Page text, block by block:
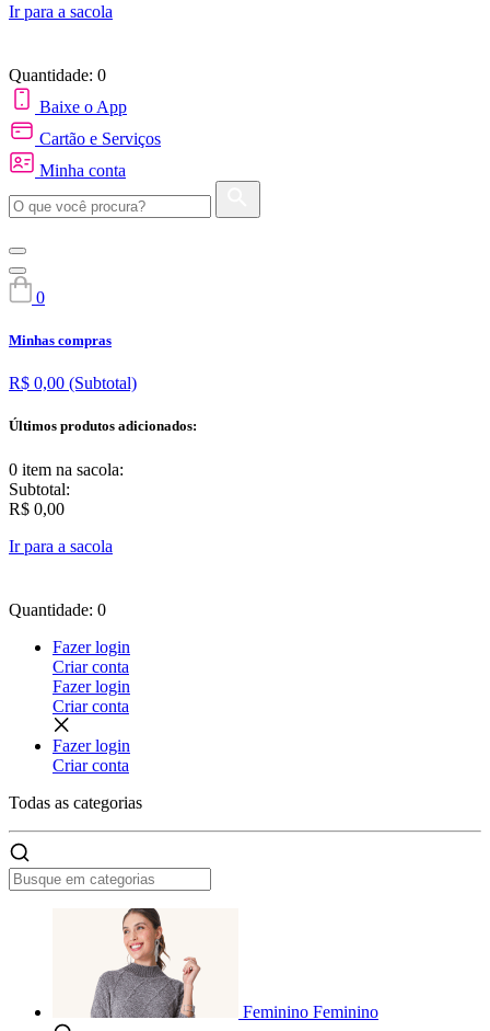
Ir para a sacola
Quantidade: 0
Baixe o App
Cartão e Serviços
Minha conta
0
Minhas compras
R$ 0,00 (Subtotal)
Últimos produtos adicionados:
0 item na sacola:
Subtotal:
R$ 0,00
Ir para a sacola
Quantidade: 0
Fazer login
Criar conta
Fazer login
Criar conta
Fazer login
Criar conta
Todas as categorias
Feminino Feminino